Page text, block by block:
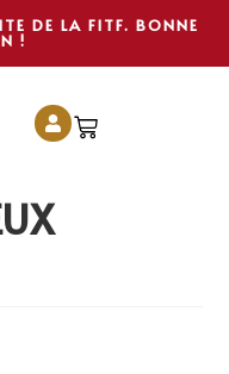
DE LA FITF. BONNE
!